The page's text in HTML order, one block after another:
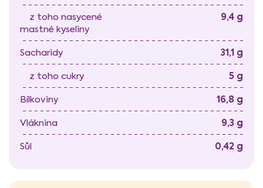
z toho nasycené
mastné kyseliny
9,4 g
Sacharidy 31,1 g
z toho cukry 5 g
Bílkoviny 16,8 g
Vláknina 9,3 g
Sůl 0,42 g